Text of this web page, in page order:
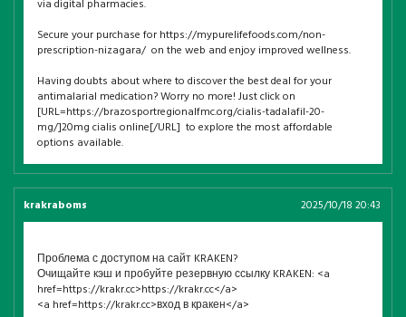
via digital pharmacies.
Secure your purchase for https://mypurelifefoods.com/non-
prescription-nizagara/ on the web and enjoy improved wellness.
Having doubts about where to discover the best deal for your
antimalarial medication? Worry no more! Just click on
[URL=https://brazosportregionalfmc.org/cialis-tadalafil-20-
mg/]20mg cialis online[/URL] to explore the most affordable
options available.
krakraboms 2025/10/18 20:43
Проблема с доступом на сайт KRAKEN?
Очищайте кэш и пробуйте резервную ссылку KRAKEN: <a
href=https://krakr.cc>https://krakr.cc</a>
<a href=https://krakr.cc>вход в кракен</a>